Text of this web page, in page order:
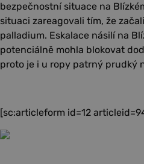
bezpečnostní situace na
situaci zareagovali tím, že
palladium. Eskalace násilí na
potenciálně mohla blokovat
proto je i u ropy patrný prudký
[sc:articleform id=12